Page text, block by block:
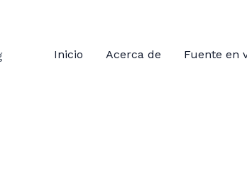
Inicio Acerca de Fuente en